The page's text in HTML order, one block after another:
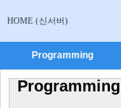
HOME (신서버)
Programming
Programming